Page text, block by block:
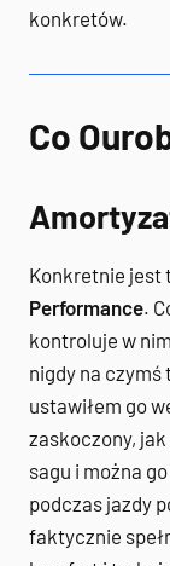
konkretów.
Co
Konkretnie jest
Performance.
kontroluje w
nigdy na czymś
ustawiłem go
zaskoczony,
sagu i można
podczas jazdy
faktycznie